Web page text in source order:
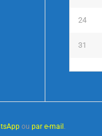
24
31
ou par e-mail .